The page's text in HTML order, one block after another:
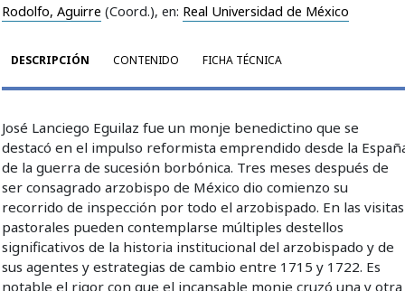
Rodolfo, Aguirre (Coord.), en: Real Universidad de México
DESCRIPCIÓN CONTENIDO FICHA TÉCNICA
José Lanciego Eguilaz fue un monje benedictino que se
destacó en el impulso reformista emprendido desde la
de la guerra de sucesión borbónica. Tres meses después de
ser consagrado arzobispo de México dio comienzo su
recorrido de inspección por todo el arzobispado. En las visitas
pastorales pueden contemplarse múltiples destellos
significativos de la historia institucional del arzobispado y de
sus agentes y estrategias de cambio entre 1715 y 1722. Es
notable el rigor con que el incansable monje cruzó una y otra